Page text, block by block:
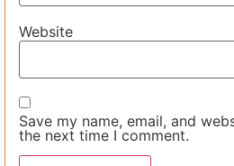
Website
Save my name, email, and
the next time I comment.